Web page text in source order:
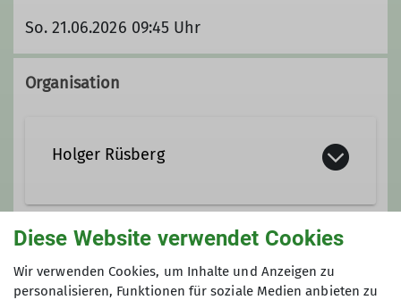
So. 21.06.2026 09:45 Uhr
Organisation
Holger Rüsberg
0179 20 11 871
holger.ruesberg@dav-bochum.de
Diese Website verwendet Cookies
Wir verwenden Cookies, um Inhalte und Anzeigen zu
personalisieren, Funktionen für soziale Medien anbieten zu